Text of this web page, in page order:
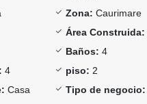
Zona: Caurimare
Área Construida:
Baños: 4
4 piso: 2
Casa Tipo de negocio: